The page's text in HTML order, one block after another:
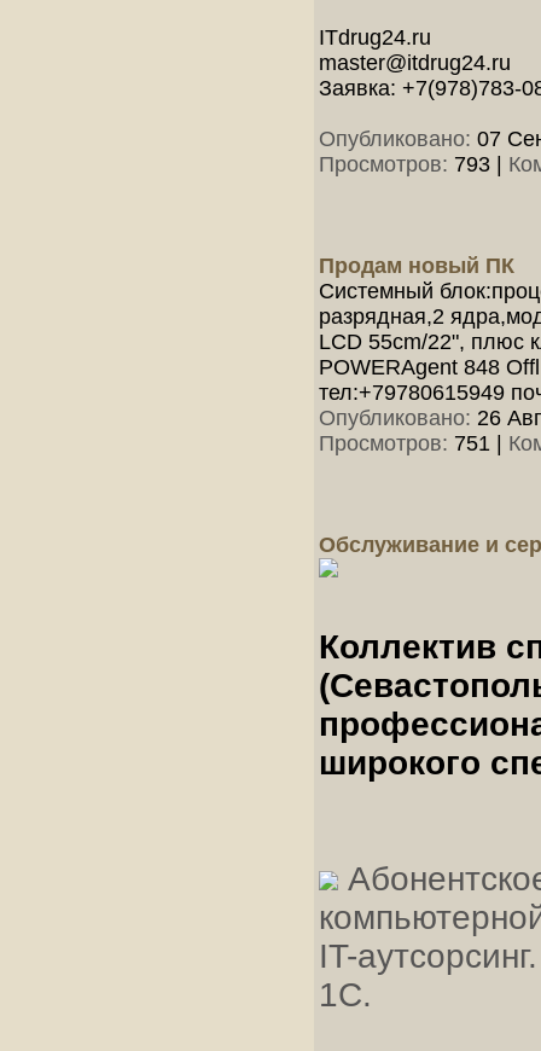
ITdrug24.ru
master@itdrug24.ru
Заявка: +7(978)783-
Опубликовано: 07
Просмотров: 793
Продам новый ПК
Системный
разрядная,2
LCD 55cm/22", плюс
POWERAgent 848
тел:+79780615949
Опубликовано: 26
Просмотров: 751
Обслуживание и
Коллектив
широкого
IT-
1С.